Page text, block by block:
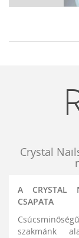
Crystal
A CRYSTAL
CSAPATA
szakmánk